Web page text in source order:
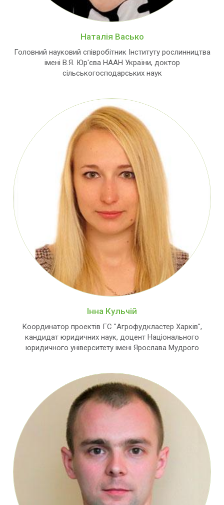
Наталія Васько
Головний науковий співробітник Інституту рослинництва
імені В.Я. Юр'єва НААН України, доктор
сільськогосподарських наук
Інна Кульчій
Координатор проектів ГС "Агрофудкластер Харків",
кандидат юридичних наук, доцент Національного
юридичного університету імені Ярослава Мудрого